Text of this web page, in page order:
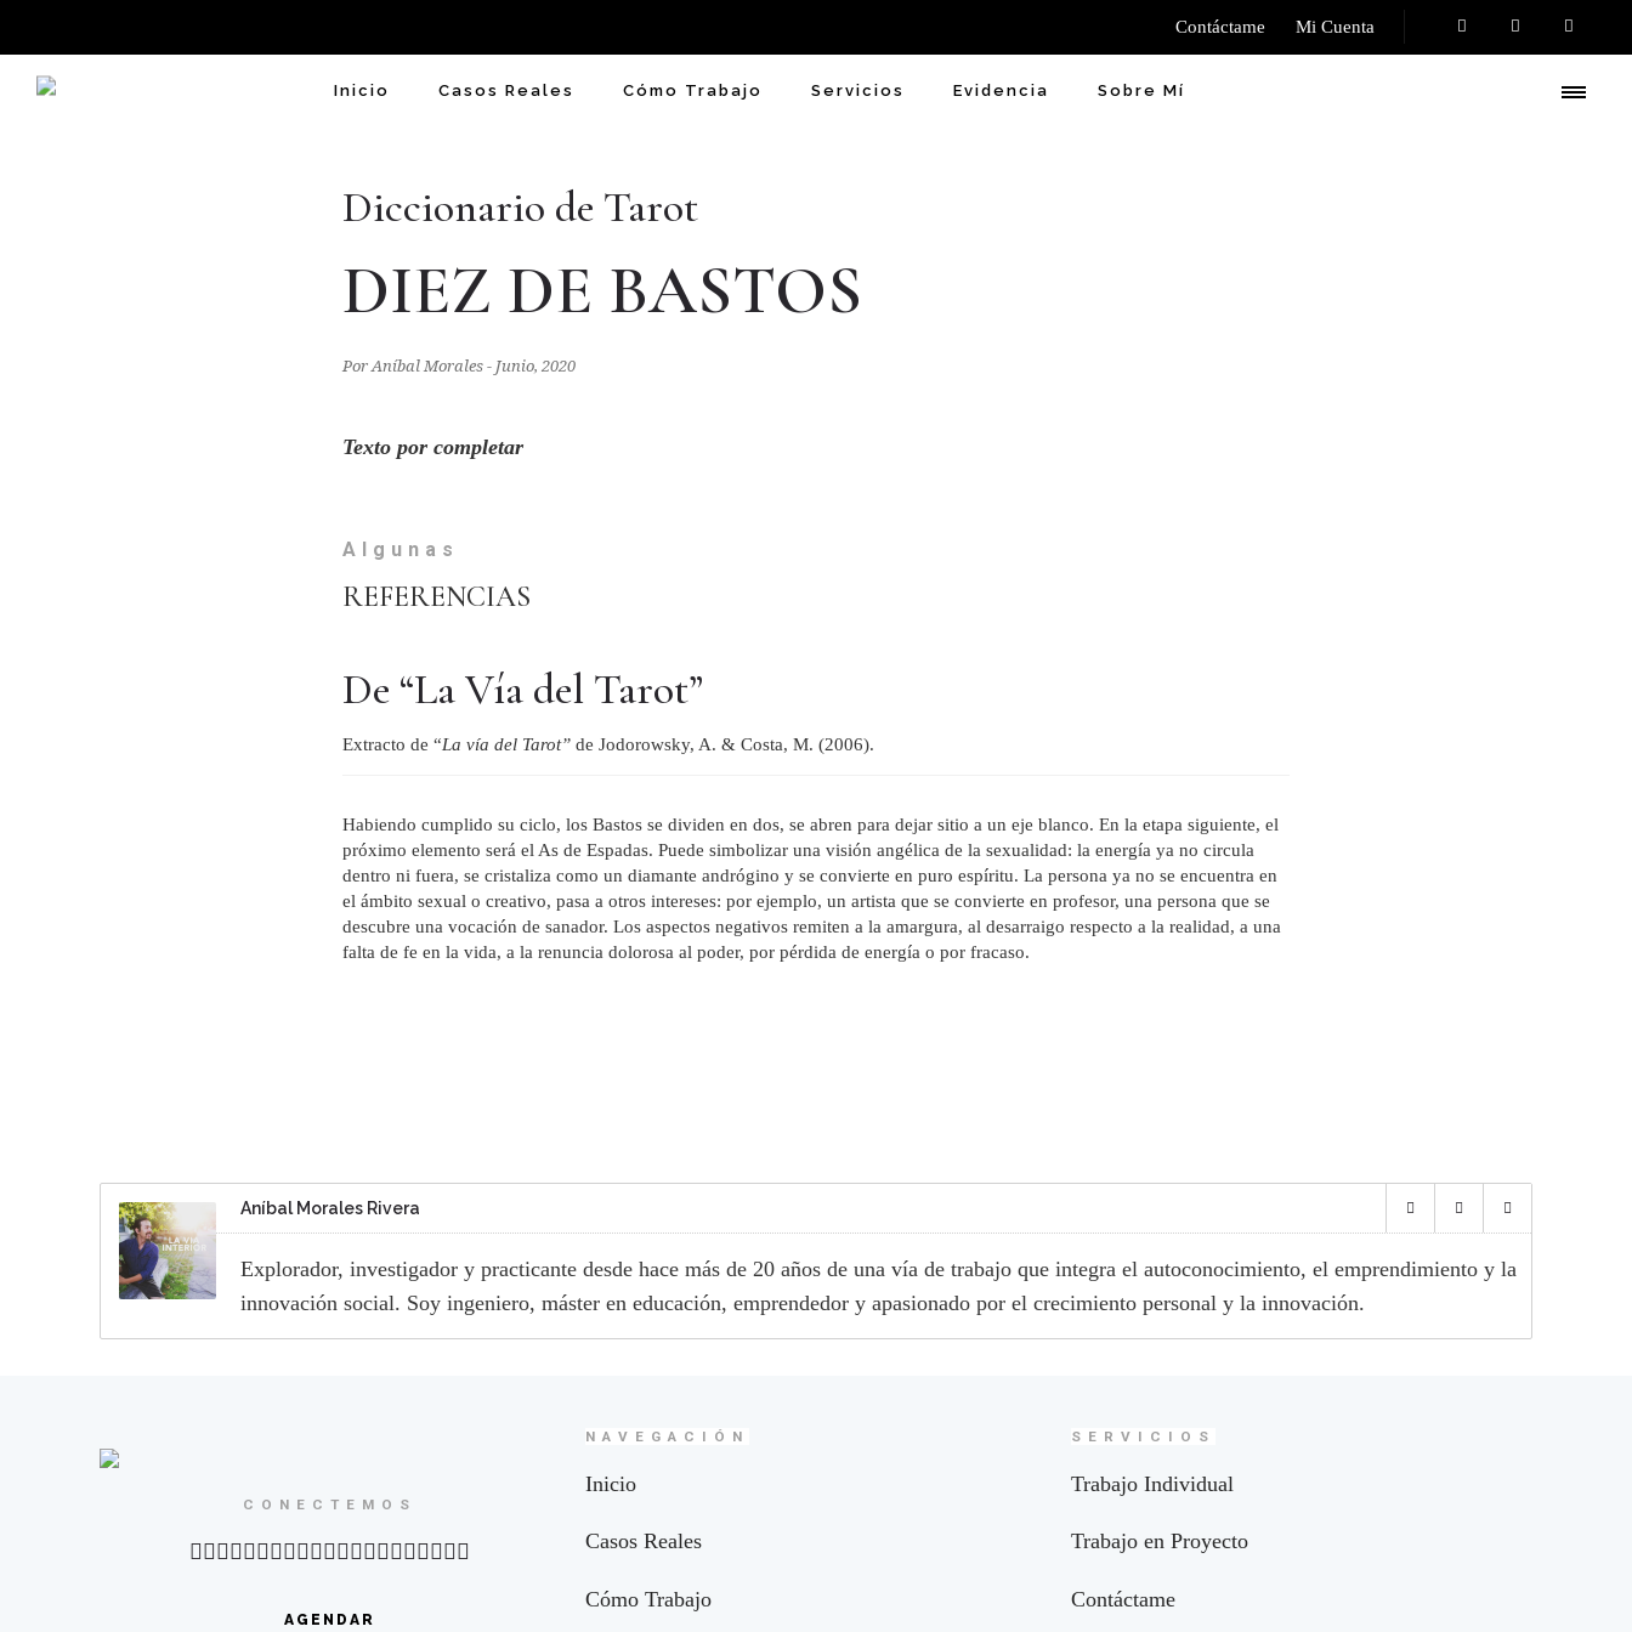
Contáctame Mi Cuenta
Inicio Casos Reales Cómo Trabajo Servicios Evidencia Sobre Mí
Diccionario de Tarot
DIEZ DE BASTOS
Por Aníbal Morales - Junio, 2020
Texto por completar
Algunas
REFERENCIAS
De “La Vía del Tarot”
Extracto de “La vía del Tarot” de Jodorowsky, A. & Costa, M. (2006).
Habiendo cumplido su ciclo, los Bastos se dividen en dos, se abren para dejar sitio a un eje blanco. En la etapa siguiente, el
próximo elemento será el As de Espadas. Puede simbolizar una visión angélica de la sexualidad: la energía ya no circula
dentro ni fuera, se cristaliza como un diamante andrógino y se convierte en puro espíritu. La persona ya no se encuentra en
el ámbito sexual o creativo, pasa a otros intereses: por ejemplo, un artista que se convierte en profesor, una persona que se
descubre una vocación de sanador. Los aspectos negativos remiten a la amargura, al desarraigo respecto a la realidad, a una
falta de fe en la vida, a la renuncia dolorosa al poder, por pérdida de energía o por fracaso.
Aníbal Morales Rivera
Explorador, investigador y practicante desde hace más de 20 años de una vía de trabajo que integra el autoconocimiento, el emprendimiento y la
innovación social. Soy ingeniero, máster en educación, emprendedor y apasionado por el crecimiento personal y la innovación.
CONECTEMOS
AGENDAR
NAVEGACIÓN
Inicio
Casos Reales
Cómo Trabajo
SERVICIOS
Trabajo Individual
Trabajo en Proyecto
Contáctame